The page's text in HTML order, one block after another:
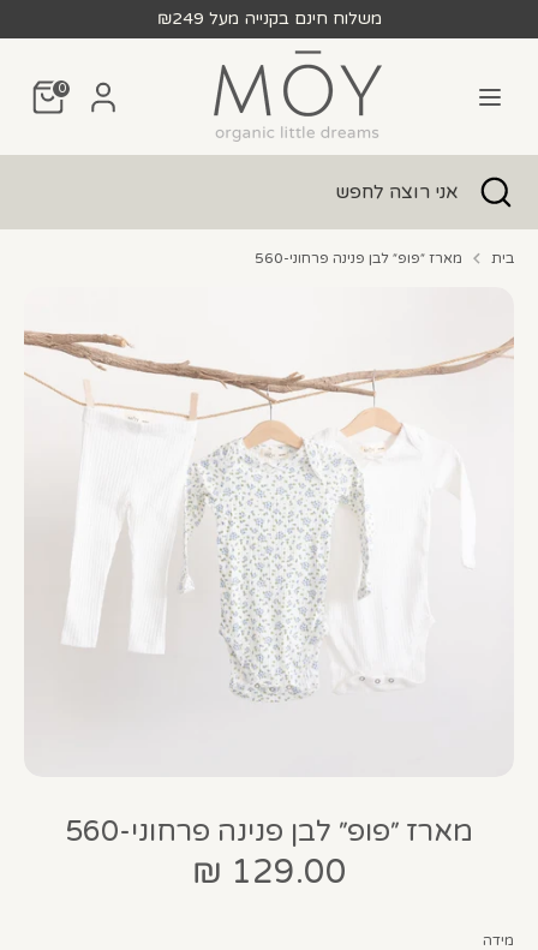
משלוח חינם בקנייה מעל ₪249
0 חפש
לחפש
חפש
אני
סגור
חיפוש
בית מארז ״פופ״ לבן פנינה פרחוני-560
מארז ״פופ״ לבן פנינה פרחוני-560
129.00 ₪
מידה